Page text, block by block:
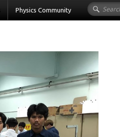
Physics Community